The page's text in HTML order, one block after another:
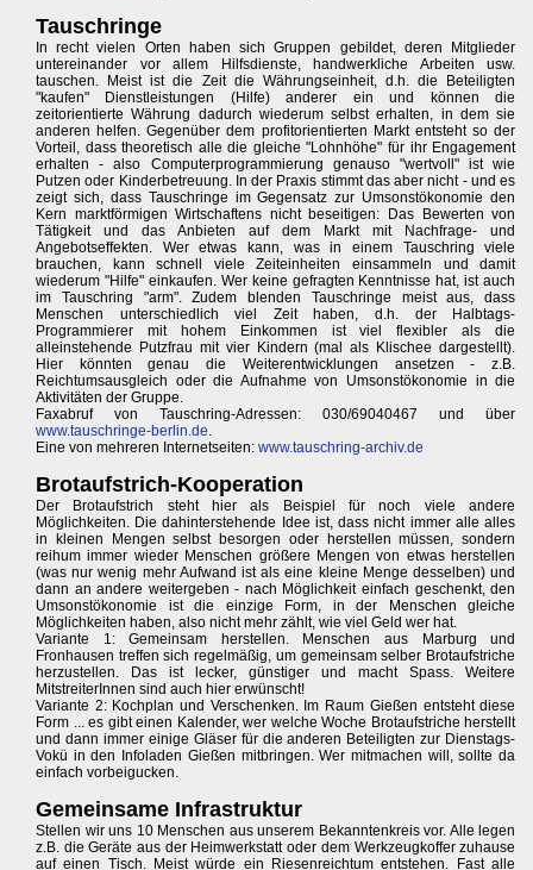
Tauschringe
In recht vielen Orten haben sich Gruppen gebildet, deren Mitglieder
untereinander vor allem Hilfsdienste, handwerkliche Arbeiten usw.
tauschen. Meist ist die Zeit die Währungseinheit, d.h. die Beteiligten
"kaufen" Dienstleistungen (Hilfe) anderer ein und können die
zeitorientierte Währung dadurch wiederum selbst erhalten, in dem sie
anderen helfen. Gegenüber dem profitorientierten Markt entsteht so der
Vorteil, dass theoretisch alle die gleiche "Lohnhöhe" für ihr Engagement
erhalten - also Computerprogrammierung genauso "wertvoll" ist wie
Putzen oder Kinderbetreuung. In der Praxis stimmt das aber nicht - und es
zeigt sich, dass Tauschringe im Gegensatz zur Umsonstökonomie den
Kern marktförmigen Wirtschaftens nicht beseitigen: Das Bewerten von
Tätigkeit und das Anbieten auf dem Markt mit Nachfrage- und
Angebotseffekten. Wer etwas kann, was in einem Tauschring viele
brauchen, kann schnell viele Zeiteinheiten einsammeln und damit
wiederum "Hilfe" einkaufen. Wer keine gefragten Kenntnisse hat, ist auch
im Tauschring "arm". Zudem blenden Tauschringe meist aus, dass
Menschen unterschiedlich viel Zeit haben, d.h. der Halbtags-
Programmierer mit hohem Einkommen ist viel flexibler als die
alleinstehende Putzfrau mit vier Kindern (mal als Klischee dargestellt).
Hier könnten genau die Weiterentwicklungen ansetzen - z.B.
Reichtumsausgleich oder die Aufnahme von Umsonstökonomie in die
Aktivitäten der Gruppe.
Faxabruf von Tauschring-Adressen: 030/69040467 und über
www.tauschringe-berlin.de.
Eine von mehreren Internetseiten: www.tauschring-archiv.de
Brotaufstrich-Kooperation
Der Brotaufstrich steht hier als Beispiel für noch viele andere
Möglichkeiten. Die dahinterstehende Idee ist, dass nicht immer alle alles
in kleinen Mengen selbst besorgen oder herstellen müssen, sondern
reihum immer wieder Menschen größere Mengen von etwas herstellen
(was nur wenig mehr Aufwand ist als eine kleine Menge desselben) und
dann an andere weitergeben - nach Möglichkeit einfach geschenkt, den
Umsonstökonomie ist die einzige Form, in der Menschen gleiche
Möglichkeiten haben, also nicht mehr zählt, wie viel Geld wer hat.
Variante 1: Gemeinsam herstellen. Menschen aus Marburg und
Fronhausen treffen sich regelmäßig, um gemeinsam selber Brotaufstriche
herzustellen. Das ist lecker, günstiger und macht Spass. Weitere
MitstreiterInnen sind auch hier erwünscht!
Variante 2: Kochplan und Verschenken. Im Raum Gießen entsteht diese
Form ... es gibt einen Kalender, wer welche Woche Brotaufstriche herstellt
und dann immer einige Gläser für die anderen Beteiligten zur Dienstags-
Vokü in den Infoladen Gießen mitbringen. Wer mitmachen will, sollte da
einfach vorbeigucken.
Gemeinsame Infrastruktur
Stellen wir uns 10 Menschen aus unserem Bekanntenkreis vor. Alle legen
z.B. die Geräte aus der Heimwerkstatt oder dem Werkzeugkoffer zuhause
auf einen Tisch. Meist würde ein Riesenreichtum entstehen. Fast alle